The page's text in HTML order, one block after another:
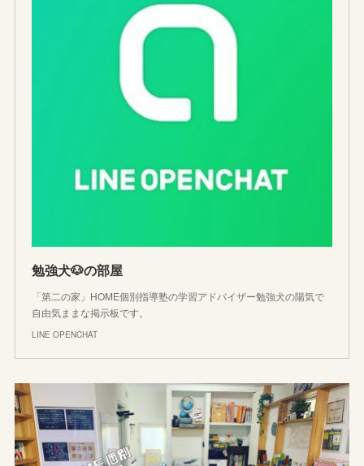
勉強犬🐶の部屋
「第二の家」HOME個別指導塾の学習アドバイザー勉強犬の陽気で
自由気ままな掲示板です。
LINE OPENCHAT